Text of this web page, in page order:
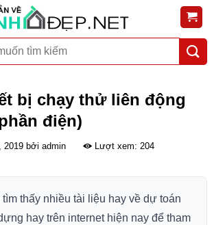
bị chạy thử liên động
điện)
2019 bởi admin Lượt xem: 204
thấy nhiều tài liệu hay về dự toán
hay trên internet hiện nay để tham